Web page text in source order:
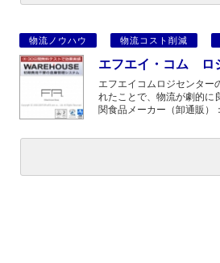
物流ノウハウ 物流コスト削減
エフエイ・コム ロ
エフエイコムロジセンター
れたことで、物流が劇的に
関食品メーカー（卸通販